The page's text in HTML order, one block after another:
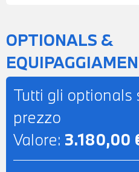
ANTERIORI
DI PROVA -
POSSIBILITA' DI
IMPORTO
OPTIONALS &
Tutti gli optionals
prezzo
Valore: 3.180,00